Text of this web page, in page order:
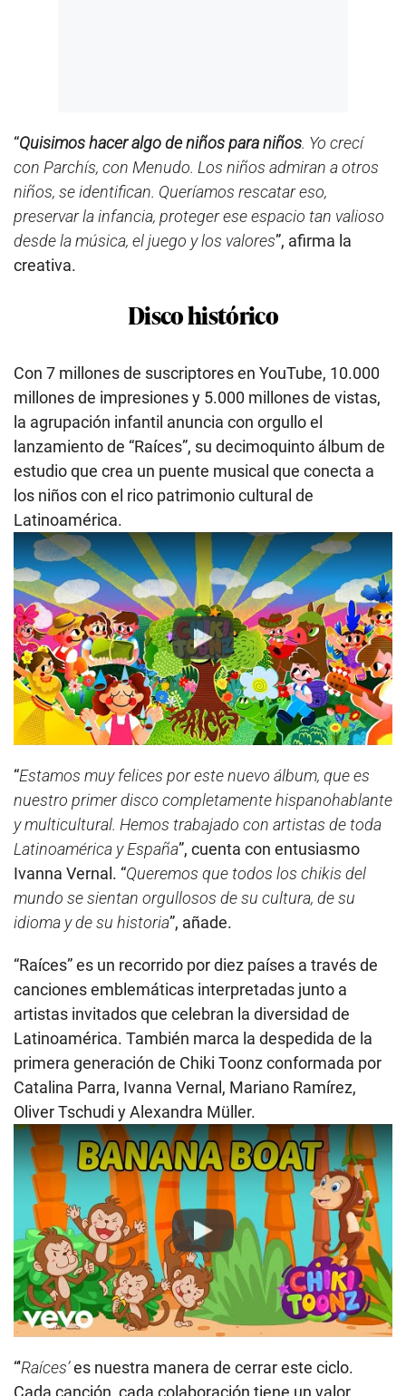
“Quisimos hacer algo de niños para niños. Yo crecí
con Parchís, con Menudo. Los niños admiran a otros
niños, se identifican. Queríamos rescatar eso,
preservar la infancia, proteger ese espacio tan valioso
desde la música, el juego y los valores”, afirma la
creativa.
Disco histórico
Con 7 millones de suscriptores en YouTube, 10.000
millones de impresiones y 5.000 millones de vistas,
la agrupación infantil anuncia con orgullo el
lanzamiento de “Raíces”, su decimoquinto álbum de
estudio que crea un puente musical que conecta a
los niños con el rico patrimonio cultural de
Latinoamérica.
Play
“Estamos muy felices por este nuevo álbum, que es
nuestro primer disco completamente hispanohablante
y multicultural. Hemos trabajado con artistas de toda
Latinoamérica y España”, cuenta con entusiasmo
Ivanna Vernal. “Queremos que todos los chikis del
mundo se sientan orgullosos de su cultura, de su
idioma y de su historia”, añade.
“Raíces” es un recorrido por diez países a través de
canciones emblemáticas interpretadas junto a
artistas invitados que celebran la diversidad de
Latinoamérica. También marca la despedida de la
primera generación de Chiki Toonz conformada por
Catalina Parra, Ivanna Vernal, Mariano Ramírez,
Oliver Tschudi y Alexandra Müller.
Play
“'Raíces’es nuestra manera de cerrar este ciclo.
Cada canción, cada colaboración tiene un valor